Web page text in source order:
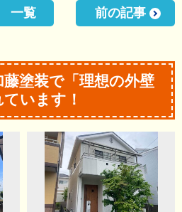
一覧 前の記事
塗装で「理想の外壁
います！